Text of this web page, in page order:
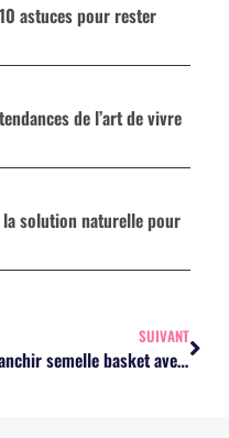
astuces pour rester
de l’art de vivre
solution naturelle pour
SUIVANT
Blanchir semelle basket avec dentifrice : la méthode rapide et efficace